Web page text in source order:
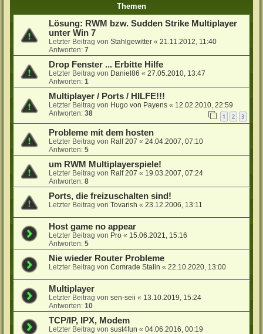
Themen
Lösung: RWM bzw. Sudden Strike Multiplayer
unter Win 7
Letzter Beitrag vonStahlgewitter «21.11.2012, 11:40
Antworten:7
Drop Fenster ... Erbitte Hilfe
Letzter Beitrag von Daniel86 «27.05.2010, 13:47
Antworten:1
Multiplayer / Ports / HILFE!!!
Letzter Beitrag von Hugo von Payens « 12.02.2010, 22:59
Antworten:38 1 2 3
Probleme mit dem hosten
Letzter Beitrag von Ralf 207 «24.04.2007, 07:10
Antworten:5
um RWM Multiplayerspiele!
Letzter Beitrag von Ralf 207 « 19.03.2007, 07:24
Antworten:8
Ports, die freizuschalten sind!
Letzter Beitrag vonTovarish «23.12.2006, 13:11
Host game no appear
Letzter Beitrag von Pro « 15.06.2021, 15:16
Antworten:5
Nie wieder Router Probleme
Letzter Beitrag vonComrade Stalin «22.10.2020, 13:00
Multiplayer
Letzter Beitrag vonsen-seii « 13.10.2019, 15:24
Antworten:10
TCP/IP, IPX, Modem
Letzter Beitrag vonsust4fun «04.06.2016, 00:19